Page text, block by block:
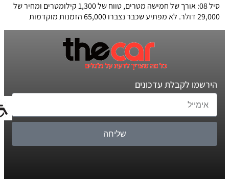
סיל 08: אורך של חמישה מטרים, טווח של 1,300 קילומטרים ומחיר של
29,000 דולר. לא מפתיע שכבר נצברו 65,000 הזמנות מוקדמות
הירשמו לקבלת עדכונים
שליחה